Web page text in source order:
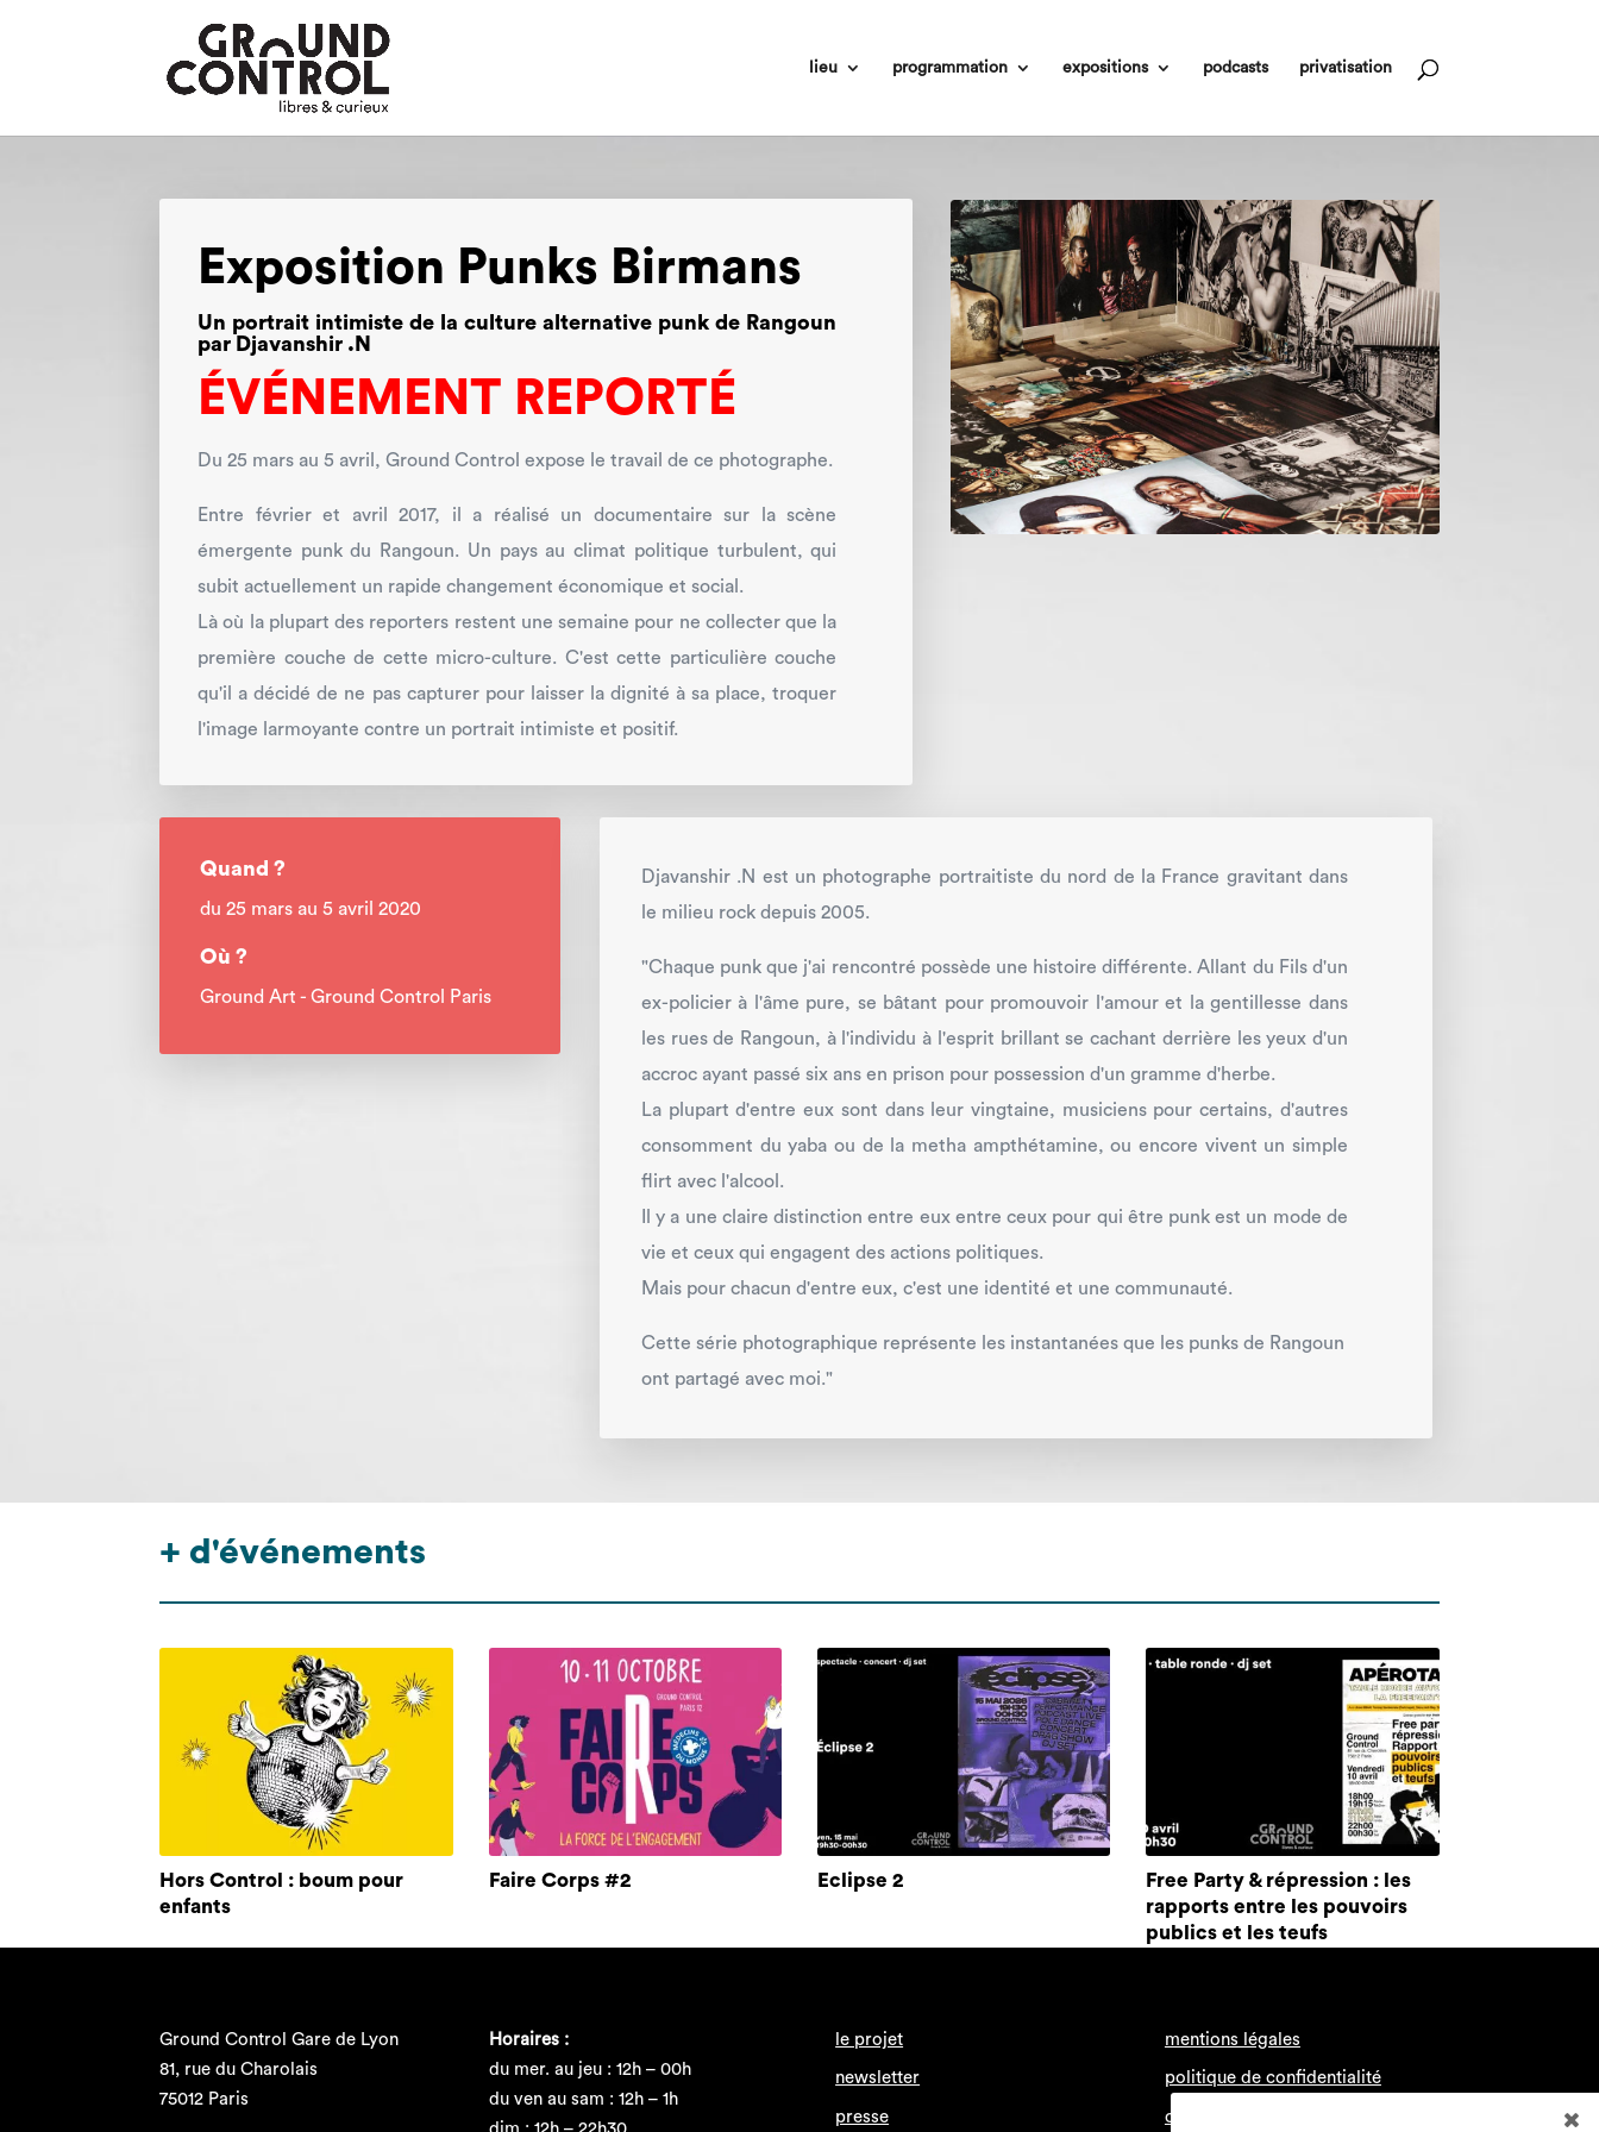
lieu programmation expositions podcasts privatisation
Exposition Punks Birmans
Un portrait intimiste de la culture alternative punk de Rangoun
par Djavanshir .N
ÉVÉNEMENT REPORTÉ
Du 25 mars au 5 avril, Ground Control expose le travail de ce photographe.
Entre février et avril 2017, il a réalisé un documentaire sur la scène
émergente punk du Rangoun. Un pays au climat politique turbulent, qui
subit actuellement un rapide changement économique et social.
Là où la plupart des reporters restent une semaine pour ne collecter que la
première couche de cette micro-culture. C'est cette particulière couche
qu'il a décidé de ne pas capturer pour laisser la dignité à sa place, troquer
l'image larmoyante contre un portrait intimiste et positif.
Quand ?
du 25 mars au 5 avril 2020
Où ?
Ground Art - Ground Control Paris
Djavanshir .N est un photographe portraitiste du nord de la France gravitant dans
le milieu rock depuis 2005.
"Chaque punk que j'ai rencontré possède une histoire différente. Allant du Fils d'un
ex-policier à l'âme pure, se bâtant pour promouvoir l'amour et la gentillesse dans
les rues de Rangoun, à l'individu à l'esprit brillant se cachant derrière les yeux d'un
accroc ayant passé six ans en prison pour possession d'un gramme d'herbe.
La plupart d'entre eux sont dans leur vingtaine, musiciens pour certains, d'autres
consomment du yaba ou de la metha ampthétamine, ou encore vivent un simple
flirt avec l'alcool.
Il y a une claire distinction entre eux entre ceux pour qui être punk est un mode de
vie et ceux qui engagent des actions politiques.
Mais pour chacun d'entre eux, c'est une identité et une communauté.
Cette série photographique représente les instantanées que les punks de Rangoun
ont partagé avec moi."
+ d'événements
Hors Control : boum pour
enfants
Faire Corps #2 Eclipse 2
Free Party & répression : les
rapports entre les pouvoirs
publics et les teufs
Ground Control Gare de Lyon
81, rue du Charolais
75012 Paris
Horaires :
du mer. au jeu : 12h – 00h
du ven au sam : 12h – 1h
le projet
newsletter
presse
mentions légales
politique de confidentialité
conditions générales d’utilisation